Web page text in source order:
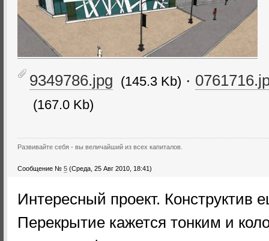
9349786.jpg (145.3 Kb) ·
(167.0 Kb)
Развивайте себя - вы величайший из всех капиталов.
Сообщение № 5 (Среда, 25 Авг 2010, 18:41)
Интересный проект. Конструктив
Перекрытие кажется тонким и